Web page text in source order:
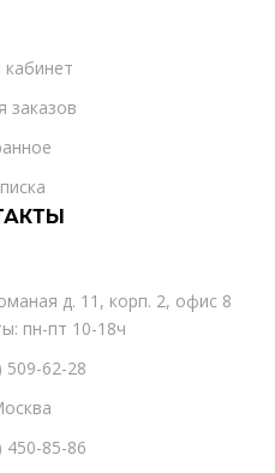
заказов
д. 11, корп. 2, офис 8
пн-пт 10-18ч
509-62-28
450-85-86